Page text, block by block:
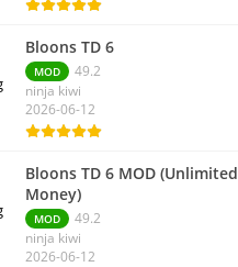
Bloons TD 6
MOD
49.2
ninja kiwi
2026-06-12
Bloons TD 6 MOD (Unlimited
Money)
MOD
49.2
ninja kiwi
2026-06-12